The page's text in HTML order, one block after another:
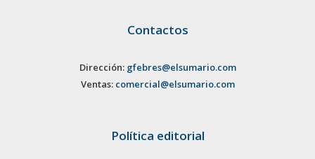
Contactos
Dirección: gfebres@elsumario.com
Ventas: comercial@elsumario.com
Política editorial